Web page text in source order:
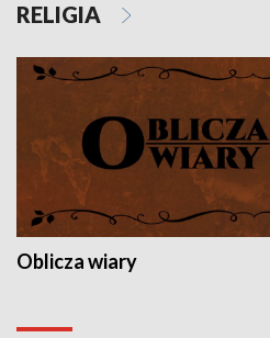
RELIGIA
Oblicza wiary